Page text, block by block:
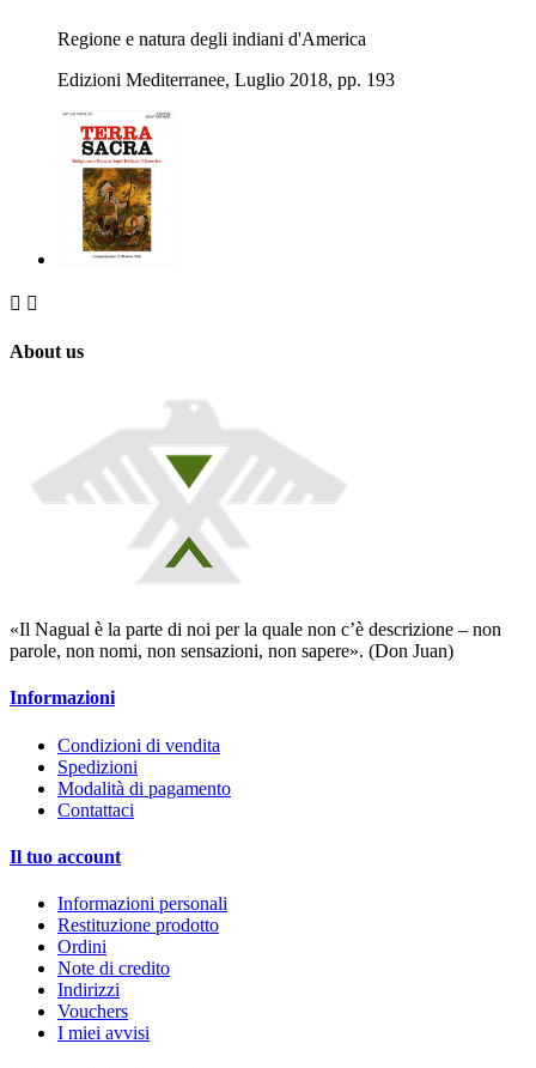
Regione e natura degli indiani d'America
Edizioni Mediterranee, Luglio 2018, pp. 193
 
About us
«Il Nagual è la parte di noi per la quale non c’è descrizione – non
parole, non nomi, non sensazioni, non sapere». (Don Juan)
Informazioni
Condizioni di vendita
Spedizioni
Modalità di pagamento
Contattaci
Il tuo account
Informazioni personali
Restituzione prodotto
Ordini
Note di credito
Indirizzi
Vouchers
I miei avvisi